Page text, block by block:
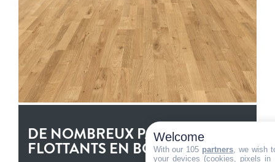
DE NOMBREUX PARQUETS
FLOTTANTS EN BOIS :
Welcome
With our 105 partners , we wish
your devices (cookies, pixels